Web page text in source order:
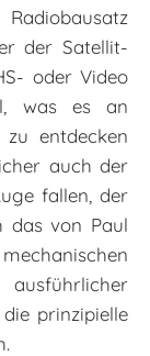
der Satellit-
oder Video
was es an
entdecken
auch der
fallen, der
das von Paul
prinzipielle